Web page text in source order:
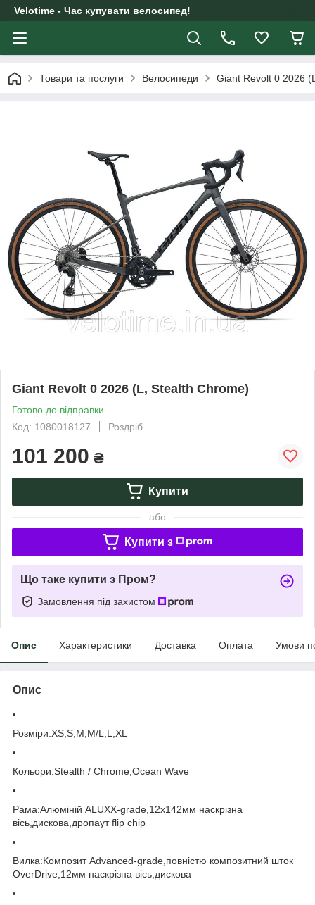
Velotime - Час купувати велосипед!
Товари та послуги Велосипеди Giant Revolt 0 2026
Giant Revolt 0 2026 (L, Stealth Chrome)
Готово до відправки
Код: 1080018127
Роздріб
101 200 ₴
Купити
або
Купити з
Що таке купити з Пром?
Замовлення під захистом
Опис Характеристики Доставка Оплата Умови
Опис
Розміри:XS,S,M,M/L,L,XL
Кольори:Stealth / Chrome,Ocean Wave
Рама:Алюміній ALUXX-grade,12x142мм наскрізна
вісь,дискова,дропаут flip chip
Вилка:Композит Advanced-grade,повністю композитний шток
OverDrive,12мм наскрізна вісь,дискова